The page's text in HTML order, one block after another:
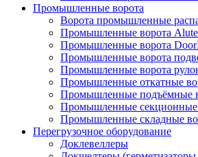
Промышленные ворота
Ворота промышленные
Промышленные ворота
Промышленные ворота
Промышленные ворота
Промышленные ворота
Промышленные откатные
Промышленные подъёмные
Промышленные секционные
Промышленные складные
Перегрузочное оборудование
Доклевеллеры